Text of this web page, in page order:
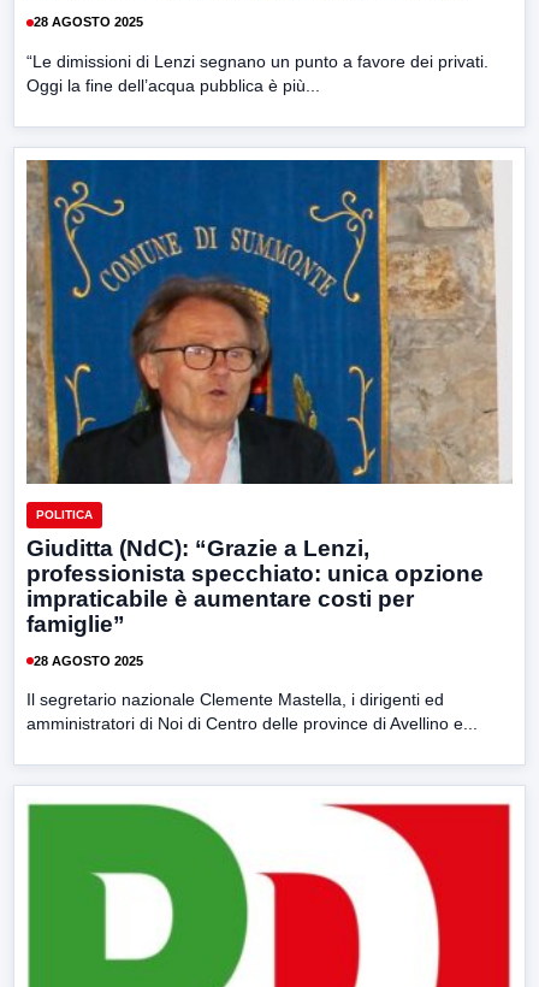
28 AGOSTO 2025
“Le dimissioni di Lenzi segnano un punto a favore dei privati.
Oggi la fine dell’acqua pubblica è più...
POLITICA
Giuditta (NdC): “Grazie a Lenzi,
professionista specchiato: unica opzione
impraticabile è aumentare costi per
famiglie”
28 AGOSTO 2025
Il segretario nazionale Clemente Mastella, i dirigenti ed
amministratori di Noi di Centro delle province di Avellino e...